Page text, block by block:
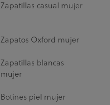
Zapatillas casual mujer
Zapatos Oxford mujer
Zapatillas blancas
mujer
Botines piel mujer